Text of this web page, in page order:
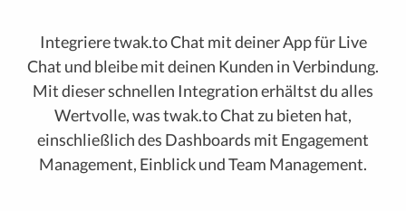
Integriere twak.to Chat mit deiner App für Live
Chat und bleibe mit deinen Kunden in Verbindung.
Mit dieser schnellen Integration erhältst du alles
Wertvolle, was twak.to Chat zu bieten hat,
einschließlich des Dashboards mit Engagement
Management, Einblick und Team Management.